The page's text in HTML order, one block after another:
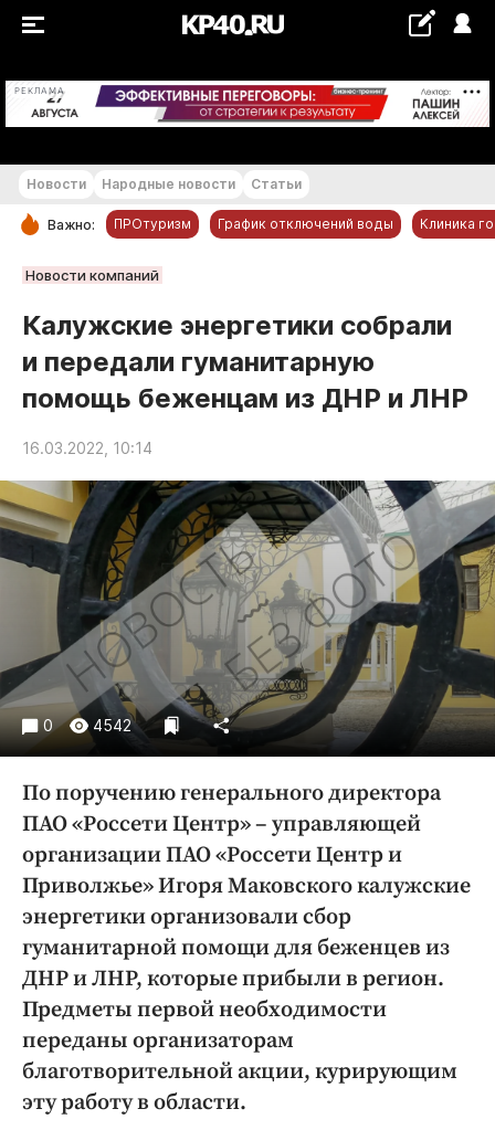
РЕКЛАМА +18...+19 °С
РУБРИКИ
Новости компаний
Статьи
Народные новости
Авто и транспорт
Благоустройство
Криминал
Культура
Недвижимость и ЖКХ
Образование
Общество
Погода
Праздники
Происшествия
Экономика и бизнес
ПРОЕКТЫ
Блоги
Издания
Медиаперсона
Интересное чтиво
Клиника года
Бренд года
Работодатель года
Новости Народные новости Статьи
Важно: ПРОтуризм График отключений воды Клиника
Новости компаний
Калужские энергетики собрали
и передали гуманитарную
помощь беженцам из ДНР и ЛНР
16.03.2022, 10:14
0 4542
По поручению генерального директора
ПАО «Россети Центр» – управляющей
организации ПАО «Россети Центр и
Приволжье» Игоря Маковского калужские
энергетики организовали сбор
гуманитарной помощи для беженцев из
ДНР и ЛНР, которые прибыли в регион.
Предметы первой необходимости
переданы организаторам
благотворительной акции, курирующим
эту работу в области.